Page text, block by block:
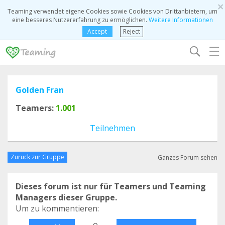
×
Teaming verwendet eigene Cookies sowie Cookies von Drittanbietern, um
eine besseres Nutzererfahrung zu ermöglichen. Weitere Informationen
Accept
Reject
☰
Golden Fran
Teamers: 1.001
Teilnehmen
Zurück zur Gruppe Ganzes Forum sehen
Dieses forum ist nur für Teamers und Teaming
Managers dieser Gruppe.
Um zu kommentieren: